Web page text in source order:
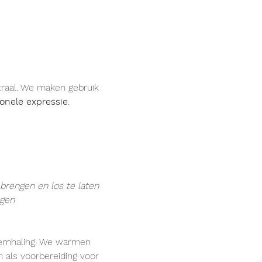
We maken gebruik
expressie.
en los te laten
We warmen
als voorbereiding voor